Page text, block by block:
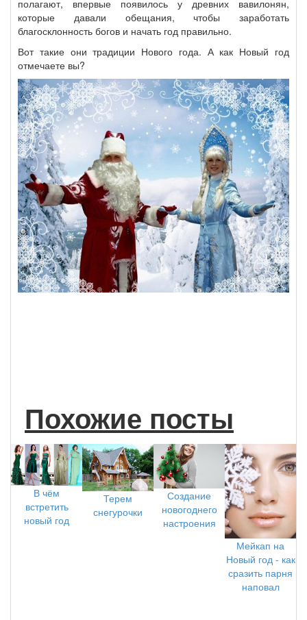
полагают, впервые появилось у древних вавилонян,
которые давали обещания, чтобы заработать
благосклонность богов и начать год правильно.
Вот такие они традиции Нового года. А как Новый год
отмечаете вы?
Похожие посты
В чём
встретить
новый год
Терем
снегурочки
Создание
новогоднего
настроения
Мейкап на
Новый год - как
сразить парня
наповал